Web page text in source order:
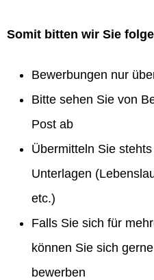
Somit bitten wir Sie
Bewerbungen nur
Bitte sehen Sie von
Post ab
Übermitteln Sie
Unterlagen
etc.)
Falls Sie sich für
können Sie sich
bewerben